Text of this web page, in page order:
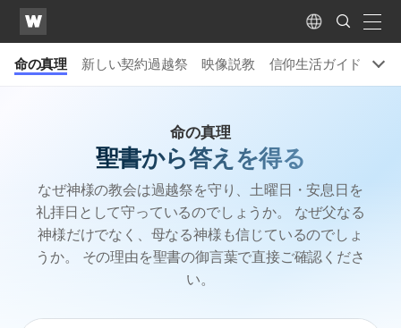
WATV
Language
Search
Submit
命の真理 新しい契約過越祭 ​映像説教 信仰生活ガイド カ
命の真理
聖書から答えを得る
なぜ神様の教会は過越祭を守り、土曜日・安息日を
礼拝日として守っているのでしょうか。
なぜ父なる
神様だけでなく、母なる神様も信じているのでしょ
うか。
その理由を聖書の御言葉で直接ご確認くださ
い。